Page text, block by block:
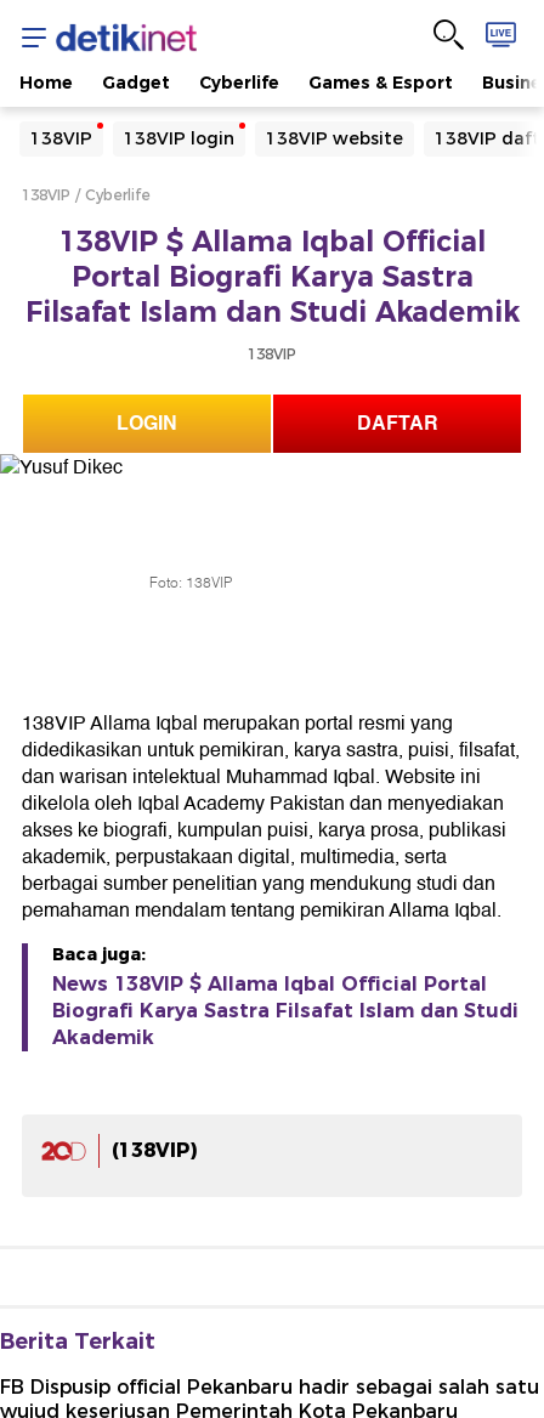
Home Gadget Cyberlife Games & Esport
138VIP 138VIP login 138VIP website 138VIP
Yang sedang ramai dicari
Loading...
Loading...
138VIP Cyberlife
138VIP $ Allama Iqbal Official
Portal Biografi Karya Sastra
Filsafat Islam dan Studi Akademik
138VIP
LOGIN DAFTAR
Foto: 138VIP
138VIP Allama Iqbal merupakan portal resmi yang
didedikasikan untuk pemikiran, karya sastra, puisi, filsafat,
dan warisan intelektual Muhammad Iqbal. Website ini
dikelola oleh Iqbal Academy Pakistan dan menyediakan
akses ke biografi, kumpulan puisi, karya prosa, publikasi
akademik, perpustakaan digital, multimedia, serta
berbagai sumber penelitian yang mendukung studi dan
pemahaman mendalam tentang pemikiran Allama Iqbal.
Baca juga:
News 138VIP $ Allama Iqbal Official Portal
Biografi Karya Sastra Filsafat Islam dan Studi
Akademik
(138VIP)
Berita Terkait
FB Dispusip official Pekanbaru hadir sebagai salah satu
wujud keseriusan Pemerintah Kota Pekanbaru